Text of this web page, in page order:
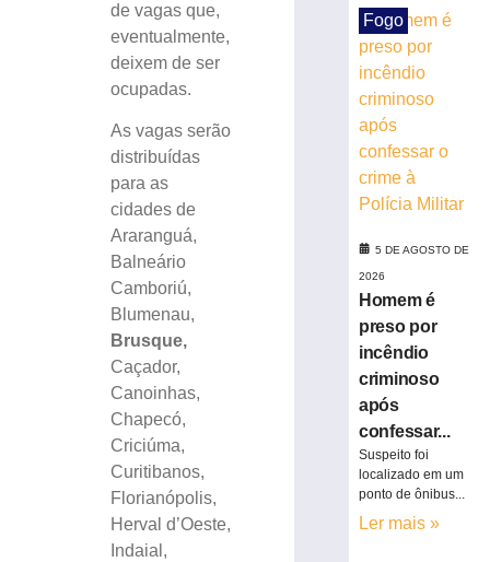
de vagas que,
eventualmente,
deixem de ser
ocupadas.
As vagas serão
distribuídas
para as
cidades de
Araranguá,
Balneário
Camboriú,
Blumenau,
Brusque,
Caçador,
Canoinhas,
Chapecó,
Criciúma,
Curitibanos,
Florianópolis,
Herval d’Oeste,
Indaial,
cachorro
colidir
contra
poste
Bairro
Águas
Carros
roubados,
Fogo
5 DE AGOSTO DE
2026
Homem é
preso por
incêndio
criminoso
após
confessar...
Suspeito foi
localizado em um
ponto de ônibus...
Ler mais »